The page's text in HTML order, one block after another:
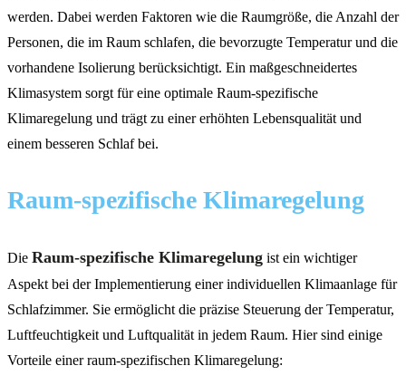
werden. Dabei werden Faktoren wie die Raumgröße, die Anzahl der
Personen, die im Raum schlafen, die bevorzugte Temperatur und die
vorhandene Isolierung berücksichtigt. Ein maßgeschneidertes
Klimasystem sorgt für eine optimale Raum-spezifische
Klimaregelung und trägt zu einer erhöhten Lebensqualität und
einem besseren Schlaf bei.
Raum-spezifische Klimaregelung
Die Raum-spezifische Klimaregelung ist ein wichtiger
Aspekt bei der Implementierung einer individuellen Klimaanlage für
Schlafzimmer. Sie ermöglicht die präzise Steuerung der Temperatur,
Luftfeuchtigkeit und Luftqualität in jedem Raum. Hier sind einige
Vorteile einer raum-spezifischen Klimaregelung: